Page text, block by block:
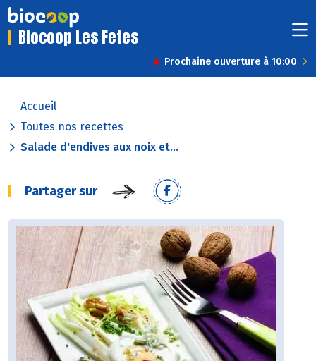
Biocoop Les Fetes
Prochaine ouverture à 10:00
Accueil
Toutes nos recettes
Salade d'endives aux noix et...
Partager sur